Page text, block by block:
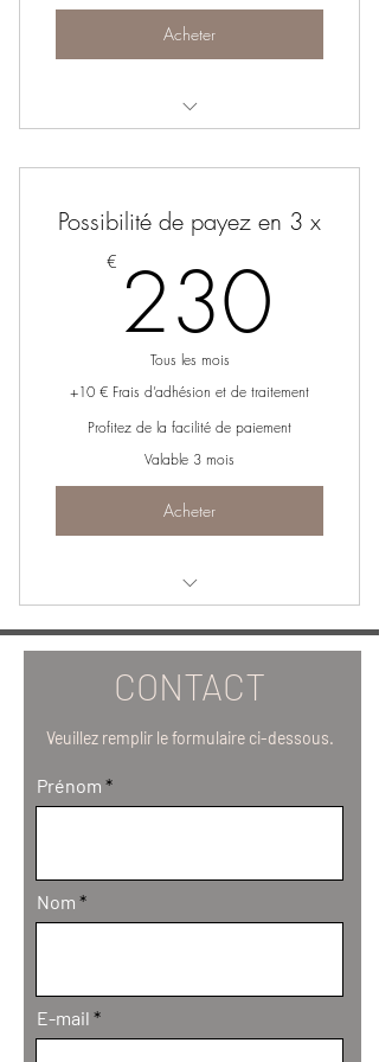
Acheter
PAILLE
Possibilité de payez en 3 x
€ 230
Tous les mois
+10 € Frais d’adhésion et de traitement
Profitez de la facilité de paiement
Valable 3 mois
Acheter
CONTACT
Veuillez remplir le formulaire ci-dessous.
Prénom
Nom
E-mail